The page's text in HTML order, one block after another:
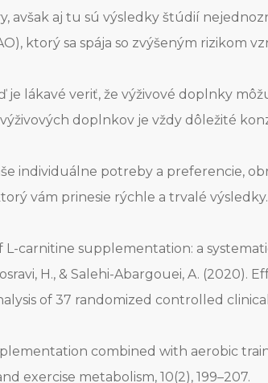
aj tu sú výsledky štúdií
ktorý sa spája so zvýšeným rizikom
lákavé veriť, že výživové doplnky
doplnkov je vždy dôležité
individuálne potreby a preferencie,
vám prinesie rýchle a trvalé výsledky.
L-carnitine supplementation: a
H., & Salehi-Abargouei, A.
of 37 randomized controlled
combined with aerobic
exercise metabolism, 10(2), 199–207.